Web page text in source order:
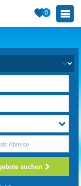
0
Abreise
suchen